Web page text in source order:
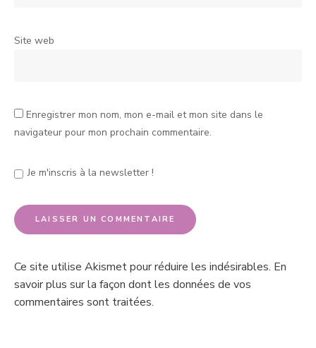
Site web
Enregistrer mon nom, mon e-mail et mon site dans le
navigateur pour mon prochain commentaire.
Je m'inscris à la newsletter !
Ce site utilise Akismet pour réduire les indésirables. En
savoir plus sur la façon dont les données de vos
commentaires sont traitées.